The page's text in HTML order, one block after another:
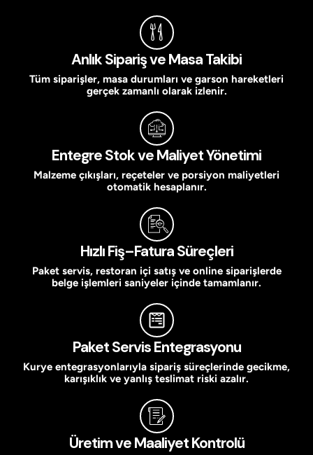
Anlık Sipariş ve Masa Takibi
Tüm siparişler, masa durumları ve garson hareketleri
gerçek zamanlı olarak izlenir.
Entegre Stok ve Maliyet Yönetimi
Malzeme çıkışları, reçeteler ve porsiyon maliyetleri
otomatik hesaplanır.
Hızlı Fiş–Fatura Süreçleri
Paket servis, restoran içi satış ve online siparişlerde
belge işlemleri saniyeler içinde tamamlanır.
Paket Servis Entegrasyonu
Kurye entegrasyonlarıyla sipariş süreçlerinde gecikme,
karışıklık ve yanlış teslimat riski azalır.
Üretim ve Maaliyet Kontrolü